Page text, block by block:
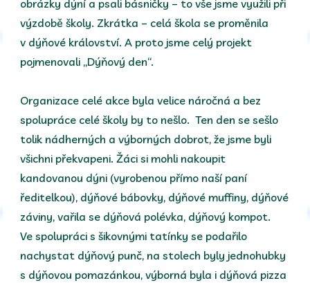
obrázky dýní a psali básničky – to vše jsme využili při
výzdobě školy. Zkrátka – celá škola se proměnila
v dýňové království. A proto jsme celý projekt
pojmenovali „Dýňový den“.
Organizace celé akce byla velice náročná a bez
spolupráce celé školy by to nešlo. Ten den se sešlo
tolik nádherných a výborných dobrot, že jsme byli
všichni překvapeni. Žáci si mohli nakoupit
kandovanou dýni (vyrobenou přímo naší paní
ředitelkou), dýňové bábovky, dýňové muffiny, dýňové
záviny, vařila se dýňová polévka, dýňový kompot.
Ve spolupráci s šikovnými tatínky se podařilo
nachystat dýňový punč, na stolech byly jednohubky
s dýňovou pomazánkou, výborná byla i dýňová pizza